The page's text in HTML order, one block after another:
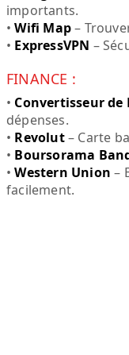
importants.
•Wifi Map–
• ExpressVPN –
FINANCE :
• Convertisseur de
dépenses.
• Revolut– Carte
• Boursorama
•Western Union –
facilement.